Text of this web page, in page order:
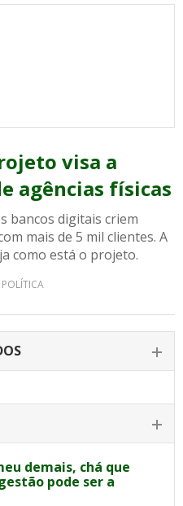
visa a
agências físicas
bancos digitais criem
mais de 5 mil clientes. A
como está o projeto.
demais, chá que
pode ser a